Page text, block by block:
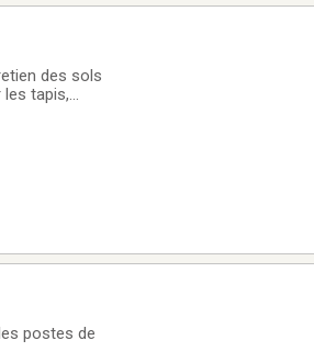
des sols
les tapis,
postes de